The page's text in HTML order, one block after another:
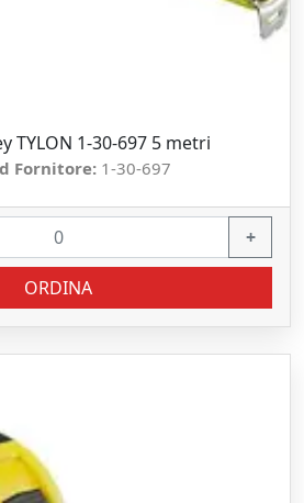
TYLON 1-30-697 5 metri
Fornitore: 1-30-697
+
ORDINA